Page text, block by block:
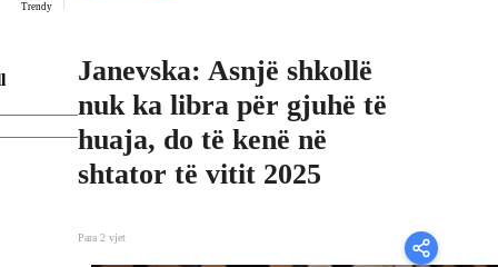
Trendy
Janevska: Asnjë shkollë
nuk ka libra për gjuhë të
huaja, do të kenë në
shtator të vitit 2025
Para 2 vjet